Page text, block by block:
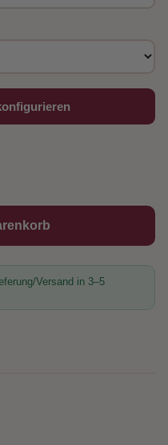
Versand in 3–5